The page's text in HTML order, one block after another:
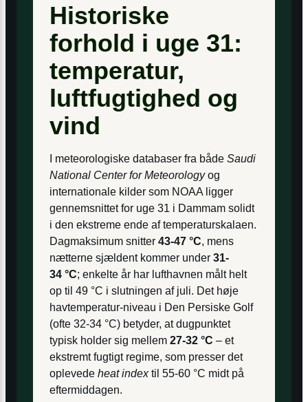
Historiske
forhold i uge 31:
temperatur,
luftfugtighed og
vind
I meteorologiske databaser fra både Saudi
National Center for Meteorologyog
internationale kilder som NOAA ligger
gennemsnittet for uge 31 i Dammam solidt
i den ekstreme ende af temperaturskalaen.
Dagmaksimum snitter 43-47 °C, mens
nætterne sjældent kommer under 31-
34 °C; enkelte år har lufthavnen målt helt
op til 49 °C i slutningen af juli. Det høje
havtemperatur-niveau i Den Persiske Golf
(ofte 32-34 °C) betyder, at dugpunktet
typisk holder sig mellem 27-32 °C – et
ekstremt fugtigt regime, som presser det
oplevede heat indextil 55-60 °C midt på
eftermiddagen.